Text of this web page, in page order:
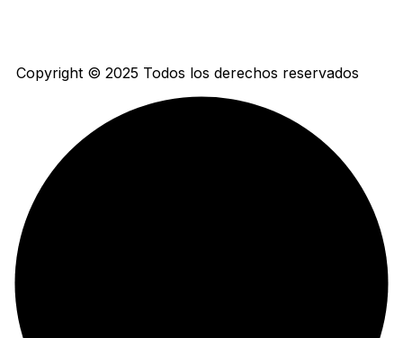
Copyright © 2025 Todos los derechos reservados